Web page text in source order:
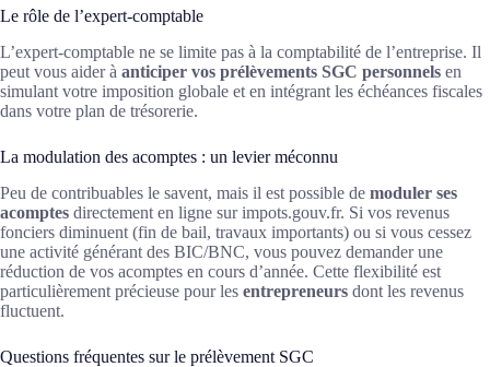
Le rôle de l’expert-comptable
L’expert-comptable ne se limite pas à la comptabilité de l’entreprise. Il
peut vous aider à anticiper vos prélèvements SGC personnels en
simulant votre imposition globale et en intégrant les échéances fiscales
dans votre plan de trésorerie.
La modulation des acomptes : un levier méconnu
Peu de contribuables le savent, mais il est possible de moduler ses
acomptes directement en ligne sur impots.gouv.fr. Si vos revenus
fonciers diminuent (fin de bail, travaux importants) ou si vous cessez
une activité générant des BIC/BNC, vous pouvez demander une
réduction de vos acomptes en cours d’année. Cette flexibilité est
particulièrement précieuse pour les entrepreneurs dont les revenus
fluctuent.
Questions fréquentes sur le prélèvement SGC